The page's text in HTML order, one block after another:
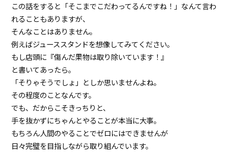
この話をすると「そこまでこだわってるんですね！」なんて⾔わ
れることもありますが、
そんなことはありません。
例えばジューススタンドを想像してみてください。
もし店頭に『傷んだ果物は取り除いています！』
と書いてあったら。
「そりゃそうでしょ」としか思いませんよね。
その程度のことなんです。
でも、だからこそきっちりと、
⼿を抜かずにちゃんとやることが本当に⼤事。
もちろん⼈間のやることでゼロにはできませんが
⽇々完璧を⽬指しながら取り組んでいます。